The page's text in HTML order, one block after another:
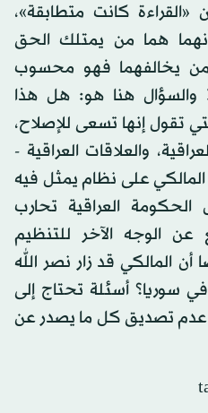
كانت متطابقة»،
هما من يمتلك الحق
يخالفهما فهو محسوب
والسؤال هنا هو: هل هذا
تقول إنها تسعى للإصلاح،
والعلاقات العراقية -
المالكي على نظام يمثل فيه
العراقية تحارب
عن الوجه الآخر للتنظيم
أن المالكي قد زار نصر الله
سوريا؟ أسئلة تحتاج إلى
عدم تصديق كل ما يصدر عن